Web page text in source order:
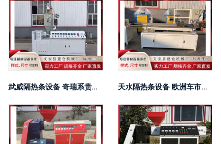
武威隔热条设备 奇瑞系贵的车开启预售，理想i6上市|一周车闻 天水隔热条设备 欧洲车市增长快的是一个中国品牌